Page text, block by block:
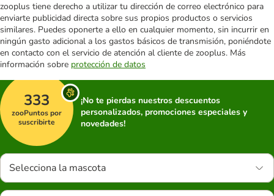
zooplus tiene derecho a utilizar tu dirección de correo electrónico para
enviarte publicidad directa sobre sus propios productos o servicios
similares. Puedes oponerte a ello en cualquier momento, sin incurrir en
ningún gasto adicional a los gastos básicos de transmisión, poniéndote
en contacto con el servicio de atención al cliente de zooplus. Más
información sobre protección de datos
333
zooPuntos por
suscribirte
¡No te pierdas nuestros descuentos
personalizados, promociones especiales y
novedades!
Selecciona la mascota